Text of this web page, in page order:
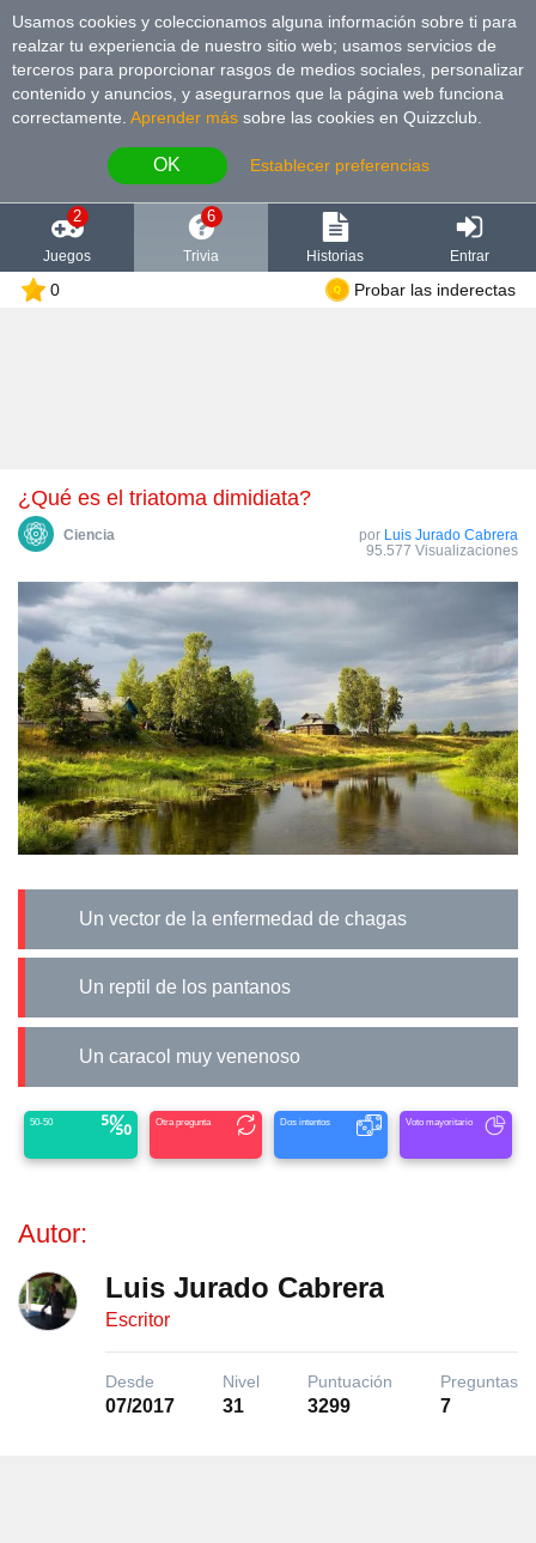
Usamos cookies y coleccionamos alguna información sobre ti para
realzar tu experiencia de nuestro sitio web; usamos servicios de
terceros para proporcionar rasgos de medios sociales, personalizar
contenido y anuncios, y asegurarnos que la página web funciona
correctamente. Aprender más sobre las cookies en Quizzclub.
OK Establecer preferencias
2
Juegos
6
Trivia Historias Entrar
0 Probar las inderectas
¿Qué es el triatoma dimidiata?
Сiencia por Luis Jurado Cabrera
95.577 Visualizaciones
Un vector de la enfermedad de chagas
Un reptil de los pantanos
Un caracol muy venenoso
50-50 Otra pregunta Dos intentos Voto mayoritario
Autor:
Luis Jurado Cabrera
Escritor
Desde
07/2017
Nivel
31
Puntuación
3299
Preguntas
7